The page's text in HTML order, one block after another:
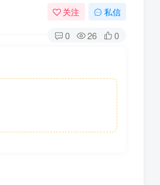
关注 私信
0 26 0